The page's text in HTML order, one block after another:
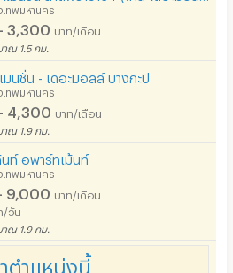
เทพมหานคร
3,300 บาท/เดือน
าณ 1.5 กม.
นชั่น - เดอะมอลล์ บางกะปิ
เทพมหานคร
4,300 บาท/เดือน
าณ 1.9 กม.
นท์ อพาร์ทเม้นท์
เทพมหานคร
9,000 บาท/เดือน
/วัน
าณ 1.9 กม.
ตำแหน่งนี้